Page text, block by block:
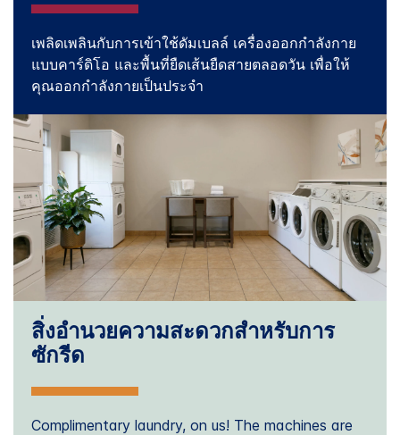
เพลิดเพลินกับการเข้าใช้ดัมเบลล์ เครื่องออกกำลังกาย
แบบคาร์ดิโอ และพื้นที่ยืดเส้นยืดสายตลอดวัน เพื่อให้
คุณออกกำลังกายเป็นประจำ
สิ่งอำนวยความสะดวกสำหรับการ
ซักรีด
Complimentary laundry, on us! The machines are